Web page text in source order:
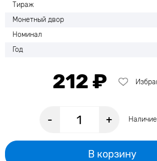
Тираж
Монетный двор
Номинал
Год
212 ₽
- +
В корзину